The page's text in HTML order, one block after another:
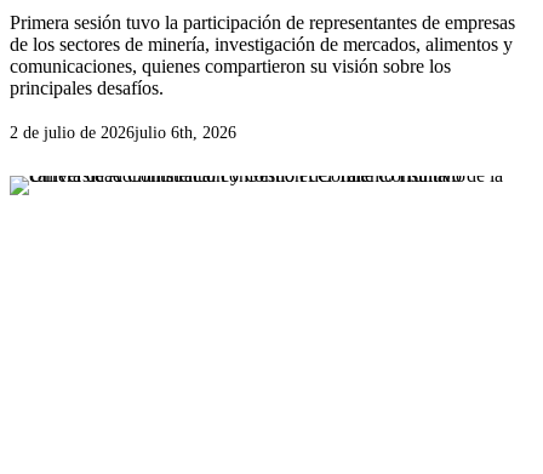
Primera sesión tuvo la participación de representantes de empresas
de los sectores de minería, investigación de mercados, alimentos y
comunicaciones, quienes compartieron su visión sobre los
principales desafíos.
2 de julio de 2026julio 6th, 2026